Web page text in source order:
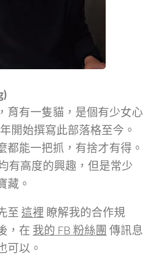
育有一隻貓，是個有少女心
開始撰寫此部落格至今。
都能一把抓，有捨才有得。
有高度的興趣，但是常少
藏。
至 這裡 瞭解我的合作規
，在 我的 FB 粉絲團 傳訊息
可以。